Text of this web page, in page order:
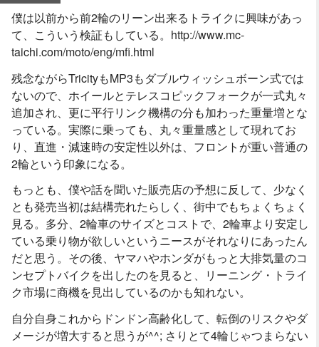
僕は以前から前2輪のリーン出来るトライクに興味があっ
て、こういう検証もしている。http://www.mc-
taichi.com/moto/eng/mfi.html
残念ながらTricityもMP3もダブルウィッシュボーン式では
ないので、ホイールとテレスコピックフォークが一式丸々
追加され、更に平行リンク機構の分も加わった重量増とな
っている。実際に乗っても、丸々重量感として現れてお
り、直進・減速時の安定性以外は、フロントが重い普通の
2輪という印象になる。
もっとも、僕や話を聞いた販売店の予想に反して、少なく
とも発売当初は結構売れたらしく、街中でもちょくちょく
見る。多分、2輪車のサイズとコストで、2輪車より安定し
ている乗り物が欲しいというニースがそれなりにあったん
だと思う。その後、ヤマハやホンダがもっと大排気量のコ
ンセプトバイクを出したのを見ると、リーニング・トライ
ク市場に商機を見出しているのかも知れない。
自分自身これからドンドン高齢化して、転倒のリスクやダ
メージが増大すると思うが^^; さりとて4輪じゃつまらない